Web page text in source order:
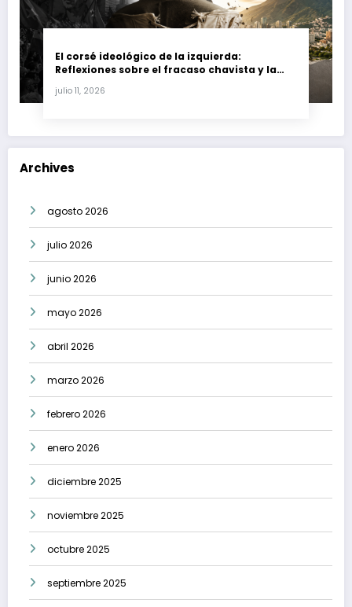
El corsé ideológico de la izquierda:
Reflexiones sobre el fracaso chavista y la
julio 11, 2026
Archives
agosto 2026
julio 2026
junio 2026
mayo 2026
abril 2026
marzo 2026
febrero 2026
enero 2026
diciembre 2025
noviembre 2025
octubre 2025
septiembre 2025